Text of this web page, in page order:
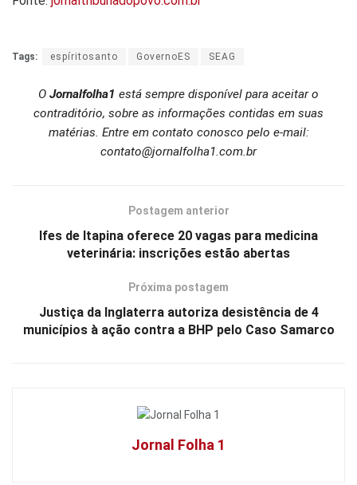
Tags: espíritosanto GovernoES SEAG
O Jornalfolha1 está sempre disponível para aceitar o
contraditório, sobre as informações contidas em suas
matérias. Entre em contato conosco pelo e-mail:
contato@jornalfolha1.com.br
Postagem anterior
Ifes de Itapina oferece 20 vagas para medicina
veterinária: inscrições estão abertas
Próxima postagem
Justiça da Inglaterra autoriza desistência de 4
municípios à ação contra a BHP pelo Caso Samarco
Jornal Folha 1